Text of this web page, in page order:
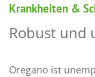
Krankheiten &
Robust und
Oregano ist